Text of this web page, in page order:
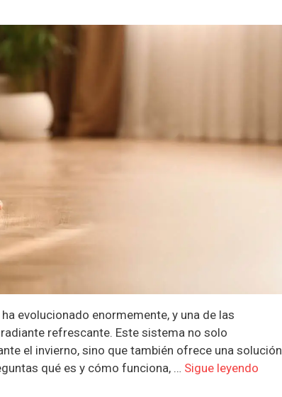
evolucionado enormemente, y una de las
refrescante. Este sistema no solo
el invierno, sino que también ofrece una solución
qué es y cómo funciona, … Sigue leyendo